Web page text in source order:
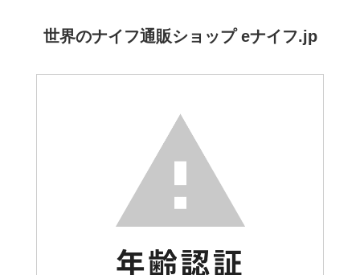
世界のナイフ通販ショップ eナイフ.jp